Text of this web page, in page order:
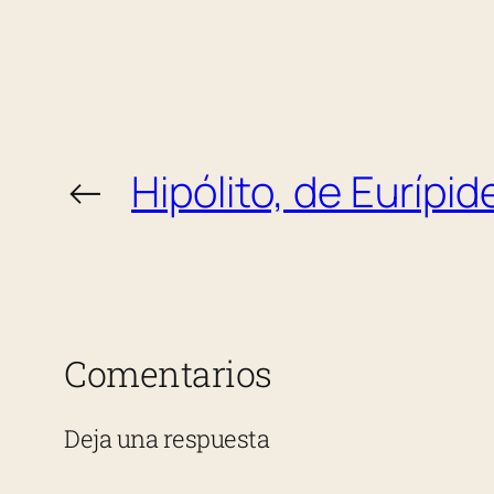
← Hipólito, de
Comentarios
Deja una respuesta